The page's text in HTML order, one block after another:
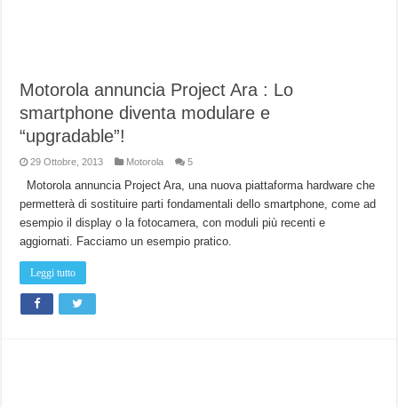
Motorola annuncia Project Ara : Lo
smartphone diventa modulare e
“upgradable”!
29 Ottobre, 2013 Motorola 5
Motorola annuncia Project Ara, una nuova piattaforma hardware che
permetterà di sostituire parti fondamentali dello smartphone, come ad
esempio il display o la fotocamera, con moduli più recenti e
aggiornati. Facciamo un esempio pratico.
Leggi tutto